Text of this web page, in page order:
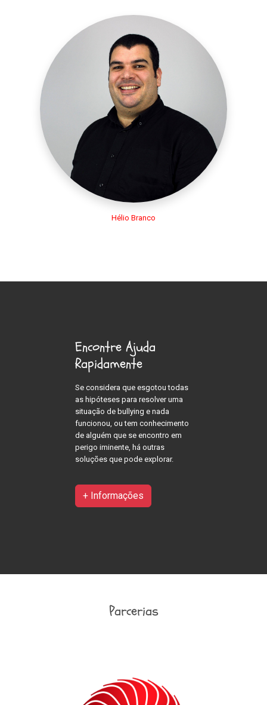
Hélio Branco
Encontre Ajuda
Rapidamente
Se considera que esgotou todas
as hipóteses para resolver uma
situação de bullying e nada
funcionou, ou tem conhecimento
de alguém que se encontro em
perigo iminente, há outras
soluções que pode explorar.
+ Informações
Parcerias